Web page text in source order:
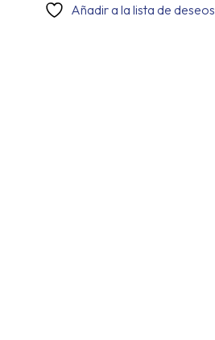
Añadir a la lista de deseos